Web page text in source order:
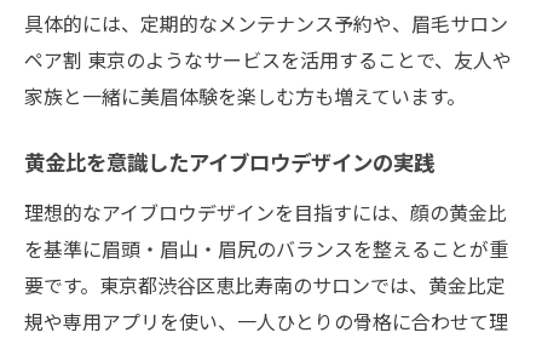
具体的には、定期的なメンテナンス予約や、眉毛サロン
ペア割 東京のようなサービスを活用することで、友人や
家族と一緒に美眉体験を楽しむ方も増えています。
黄金比を意識したアイブロウデザインの実践
理想的なアイブロウデザインを目指すには、顔の黄金比
を基準に眉頭・眉山・眉尻のバランスを整えることが重
要です。東京都渋谷区恵比寿南のサロンでは、黄金比定
規や専用アプリを使い、一人ひとりの骨格に合わせて理